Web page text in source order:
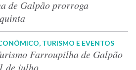
de Galpão prorroga
TURISMO E EVENTOS
Farroupilha de Galpão
de julho